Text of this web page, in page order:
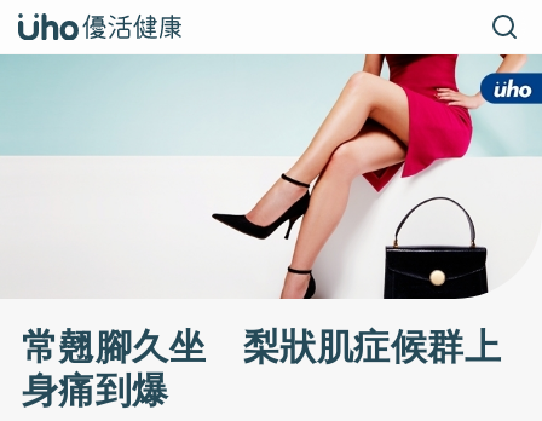
常翹腳久坐 梨狀肌症候群上
身痛到爆